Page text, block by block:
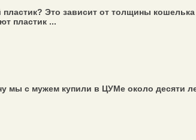
Это зависит от толщины
пластик ...
с мужем купили в ЦУМе около десяти